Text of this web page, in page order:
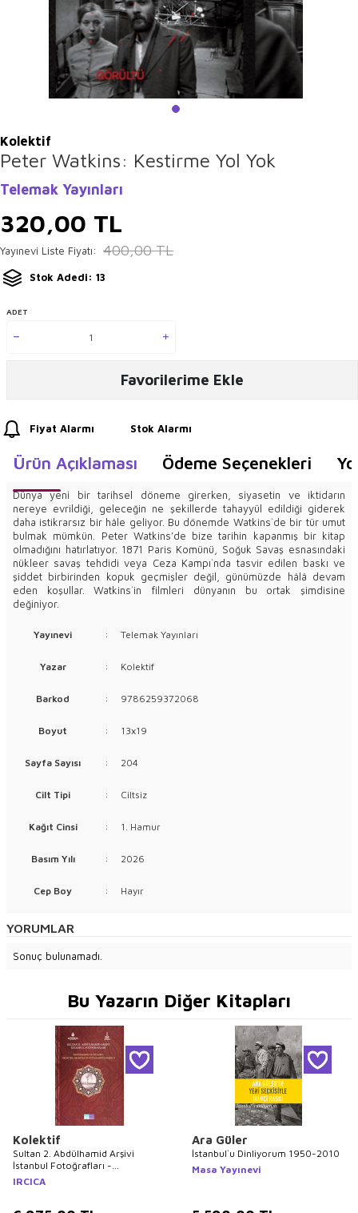
Kolektif
Peter Watkins: Kestirme Yol Yok
Telemak Yayınları
320,00 TL
Yayınevi Liste Fiyatı: 400,00TL
Stok Adedi: 13
ADET
Favorilerime Ekle
Fiyat Alarmı Stok Alarmı
Ürün Açıklaması Ödeme Seçenekleri
Dünya yeni bir tarihsel döneme girerken, siyasetin ve iktidarın
nereye evrildiği, geleceğin ne şekillerde tahayyül edildiği giderek
daha istikrarsız bir hâle geliyor. Bu dönemde Watkins`de bir tür umut
bulmak mümkün. Peter Watkins’de bize tarihin kapanmış bir kitap
olmadığını hatırlatıyor. 1871 Paris Komünü, Soğuk Savaş esnasındaki
nükleer savaş tehdidi veya Ceza Kampı`nda tasvir edilen baskı ve
şiddet birbirinden kopuk geçmişler değil, günümüzde hâlâ devam
eden koşullar. Watkins`in filmleri dünyanın bu ortak şimdisine
değiniyor.
Yayınevi : Telemak Yayınları
Yazar : Kolektif
Barkod : 9786259372068
Boyut : 13x19
Sayfa Sayısı : 204
Cilt Tipi : Ciltsiz
Kağıt Cinsi : 1. Hamur
Basım Yılı : 2026
Cep Boy : Hayır
YORUMLAR
Sonuç bulunamadı.
Bu Yazarın Diğer Kitapları
Kolektif
Sultan 2. Abdülhamid Arşivi
İstanbul Fotoğrafları -
Photographs of Istanbul From the
IRCICA
Ara Güler
İstanbul`u Dinliyorum 1950-2010
Masa Yayınevi